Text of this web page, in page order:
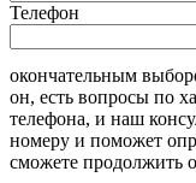
Телефон
окончательным
он, есть вопросы по
телефона, и наш
номеру и поможет
сможете продолжить